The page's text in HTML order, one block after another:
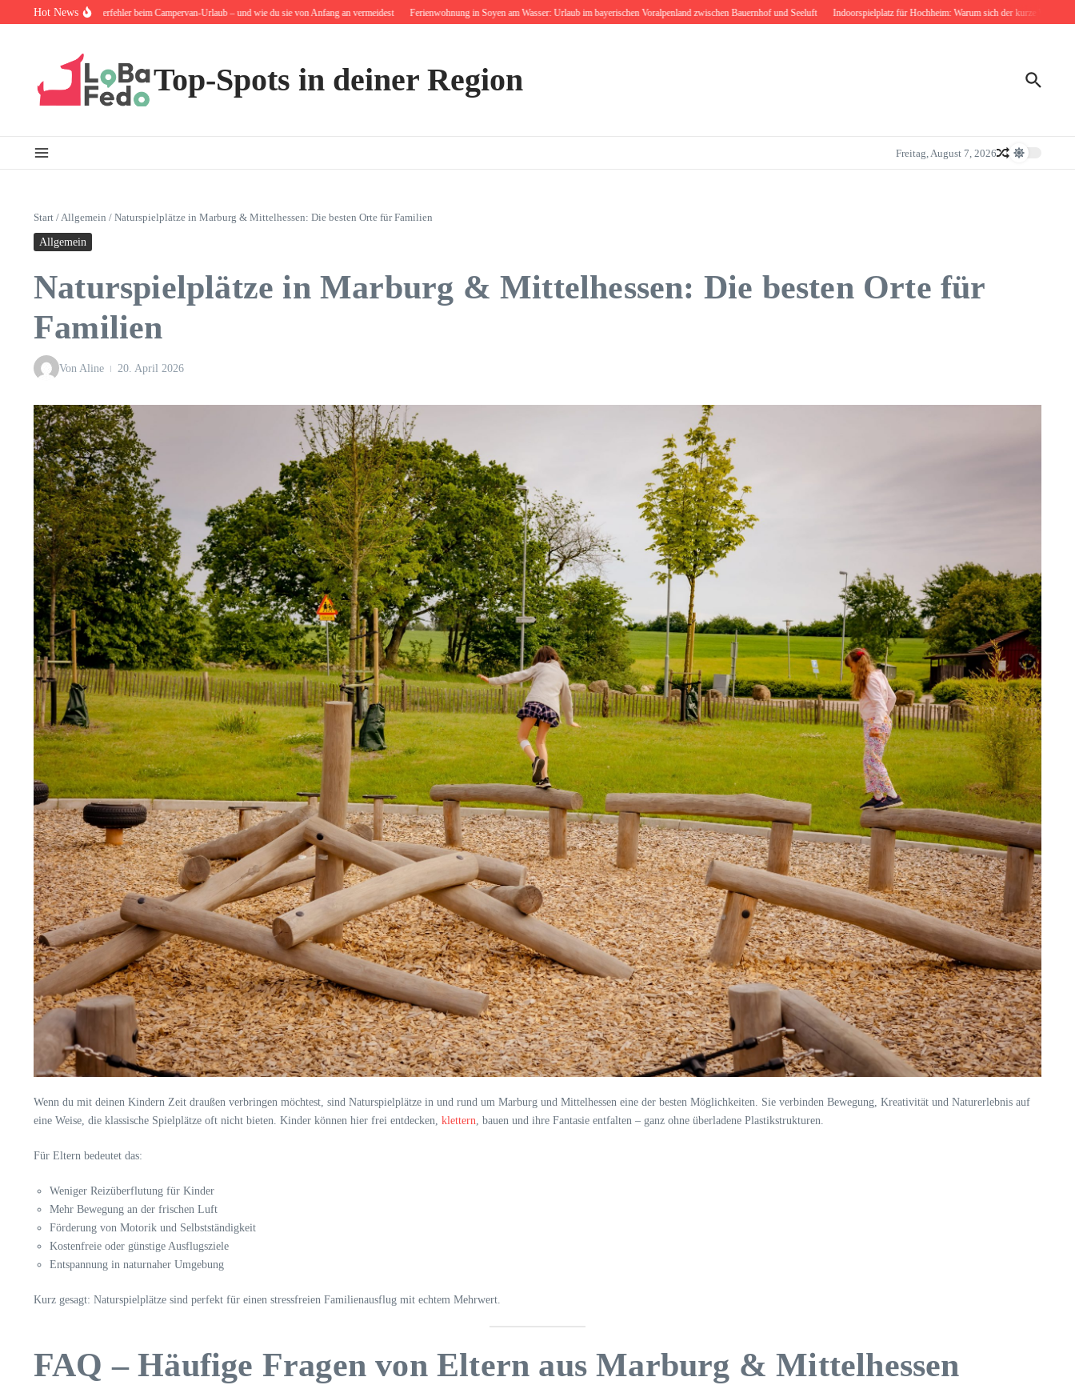
Zum Inhalt springen
Hot News
Anfängerfehler beim Campervan-Urlaub – und wie du sie von Anfang an vermeidest Ferienwohnung in Soyen am Wasser: Urlaub im bayerischen Voralpenland zwischen Bauernhof und Seeluft Indoorspielplatz für Hochheim: Warum sich der kurze Weg nach
Top-Spots in deiner Region
Freitag, August 7, 2026
Start /Allgemein / Naturspielplätze in Marburg & Mittelhessen: Die besten Orte für Familien
Allgemein
Naturspielplätze in Marburg & Mittelhessen: Die besten Orte für
Familien
Von Aline 20. April 2026
Wenn du mit deinen Kindern Zeit draußen verbringen möchtest, sind Naturspielplätze in und rund um Marburg und Mittelhessen eine der besten Möglichkeiten. Sie verbinden Bewegung, Kreativität und Naturerlebnis auf
eine Weise, die klassische Spielplätze oft nicht bieten. Kinder können hier frei entdecken, klettern, bauen und ihre Fantasie entfalten – ganz ohne überladene Plastikstrukturen.
Für Eltern bedeutet das:
Weniger Reizüberflutung für Kinder
Mehr Bewegung an der frischen Luft
Förderung von Motorik und Selbstständigkeit
Kostenfreie oder günstige Ausflugsziele
Entspannung in naturnaher Umgebung
Kurz gesagt: Naturspielplätze sind perfekt für einen stressfreien Familienausflug mit echtem Mehrwert.
FAQ – Häufige Fragen von Eltern aus Marburg & Mittelhessen